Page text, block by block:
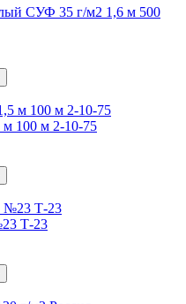
СУФ 35 г/м2 1,6 м 500
м 100 м 2-10-75
Т-23